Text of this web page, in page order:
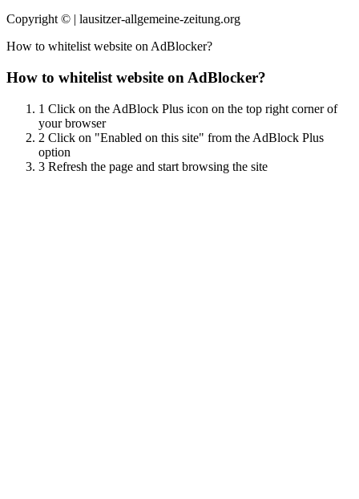
Copyright © | lausitzer-allgemeine-zeitung.org
How to whitelist website on AdBlocker?
How to whitelist website on AdBlocker?
1 Click on the AdBlock Plus icon on the top right corner of
your browser
2 Click on "Enabled on this site" from the AdBlock Plus
option
3 Refresh the page and start browsing the site